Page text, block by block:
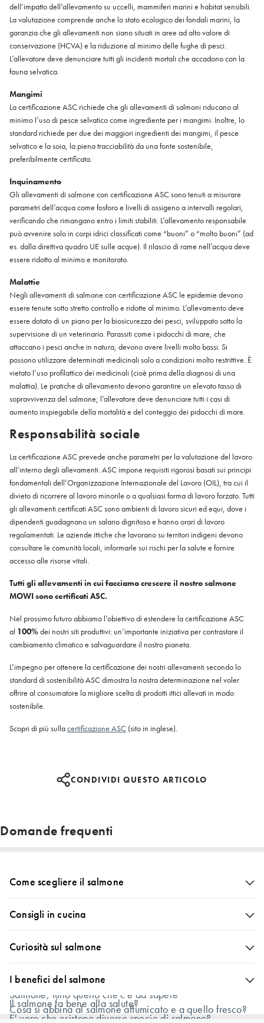
dell’impatto dell’allevamento su uccelli, mammiferi marini e habitat sensibili.
La valutazione comprende anche lo stato ecologico dei fondali marini, la
garanzia che gli allevamenti non siano situati in aree ad alto valore di
conservazione (HCVA) e la riduzione al minimo delle fughe di pesci.
L’allevatore deve denunciare tutti gli incidenti mortali che accadono con la
fauna selvatica.
Mangimi
La certificazione ASC richiede che gli allevamenti di salmoni riducano al
minimo l’uso di pesce selvatico come ingrediente per i mangimi. Inoltre, lo
standard richiede per due dei maggiori ingredienti dei mangimi, il pesce
selvatico e la soia, la piena tracciabilità da una fonte sostenibile,
preferibilmente certificata.
Inquinamento
Gli allevamenti di salmone con certificazione ASC sono tenuti a misurare
parametri dell’acqua come fosforo e livelli di ossigeno a intervalli regolari,
verificando che rimangano entro i limiti stabiliti. L’allevamento responsabile
può avvenire solo in corpi idrici classificati come “buoni” o “molto buoni” (ad
es. dalla direttiva quadro UE sulle acque). Il rilascio di rame nell’acqua deve
essere ridotto al minimo e monitorato.
Malattie
Negli allevamenti di salmone con certificazione ASC le epidemie devono
essere tenute sotto stretto controllo e ridotte al minimo. L’allevamento deve
essere dotato di un piano per la biosicurezza dei pesci, sviluppato sotto la
supervisione di un veterinario. Parassiti come i pidocchi di mare, che
attaccano i pesci anche in natura, devono avere livelli molto bassi. Si
possono utilizzare determinati medicinali solo a condizioni molto restrittive. È
vietato l’uso profilattico dei medicinali (cioè prima della diagnosi di una
malattia). Le pratiche di allevamento devono garantire un elevato tasso di
sopravvivenza del salmone; l’allevatore deve denunciare tutti i casi di
aumento inspiegabile della mortalità e del conteggio dei pidocchi di mare.
Responsabilità sociale
La certificazione ASC prevede anche parametri per la valutazione del lavoro
all’interno degli allevamenti. ASC impone requisiti rigorosi basati sui principi
fondamentali dell’Organizzazione Internazionale del Lavoro (OIL), tra cui il
divieto di ricorrere al lavoro minorile o a qualsiasi forma di lavoro forzato. Tutti
gli allevamenti certificati ASC sono ambienti di lavoro sicuri ed equi, dove i
dipendenti guadagnano un salario dignitoso e hanno orari di lavoro
regolamentati. Le aziende ittiche che lavorano su territori indigeni devono
consultare le comunità locali, informarle sui rischi per la salute e fornire
accesso alle risorse vitali.
Tutti gli allevamenti in cui facciamo crescere il nostro salmone
MOWI sono certificati ASC.
Nel prossimo futuro abbiamo l’obiettivo di estendere la certificazione ASC
al 100%dei nostri siti produttivi: un’importante iniziativa per contrastare il
cambiamento climatico e salvaguardare il nostro pianeta.
L’impegno per ottenere la certificazione dei nostri allevamenti secondo lo
standard di sostenibilità ASC dimostra la nostra determinazione nel voler
offrire al consumatore la migliore scelta di prodotti ittici allevati in modo
sostenibile.
Scopri di più sullacertificazione ASC (sito in inglese).
CONDIVIDI QUESTO ARTICOLO
Domande frequenti
Come scegliere il salmone
Consigli in cucina
Quale vino si abbina al salmone?
Cosa si abbina al salmone affumicato e a quello fresco?
Curiosità sul salmone
Salmone, tutto quello che c'è da sapere
E' vero che esistono diverse specie di salmone?
I benefici del salmone
Il salmone fa bene alla salute?